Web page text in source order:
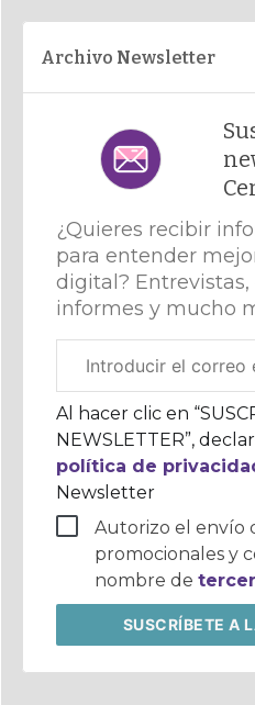
Archivo Newsletter
¿Quieres recibir
para entender
digital? Entrevistas,
informes y mucho
electrónico
corporativo
Al hacer clic en
NEWSLETTER”,
política de
Newsletter
Autorizo el envío
promocionales y
nombre de
SUSCRÍBETEA